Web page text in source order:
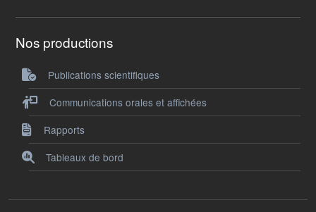
Nos productions
Publications scientifiques
Communications orales et affichées
Rapports
Tableaux de bord